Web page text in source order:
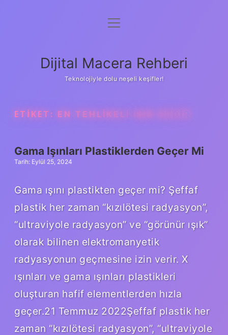
Anasayfa
Yasal Uyarı
menüyü
Dijital Macera Rehberi
Teknolojiyle dolu neşeli keşifler!
ETIKET: EN TEHLIKELI IŞIN NEDIR
Gama Işınları Plastiklerden Geçer Mi
Tarih: Eylül 25, 2024
Gama ışını plastikten geçer mi? Şeffaf
plastik her zaman “kızılötesi radyasyon”,
“ultraviyole radyasyon” ve “görünür ışık”
olarak bilinen elektromanyetik
radyasyonun geçmesine izin verir. X
ışınları ve gama ışınları plastikleri
oluşturan hafif elementlerden hızla
geçer.21 Temmuz 2022Şeffaf plastik her
zaman “kızılötesi radyasyon”, “ultraviyole